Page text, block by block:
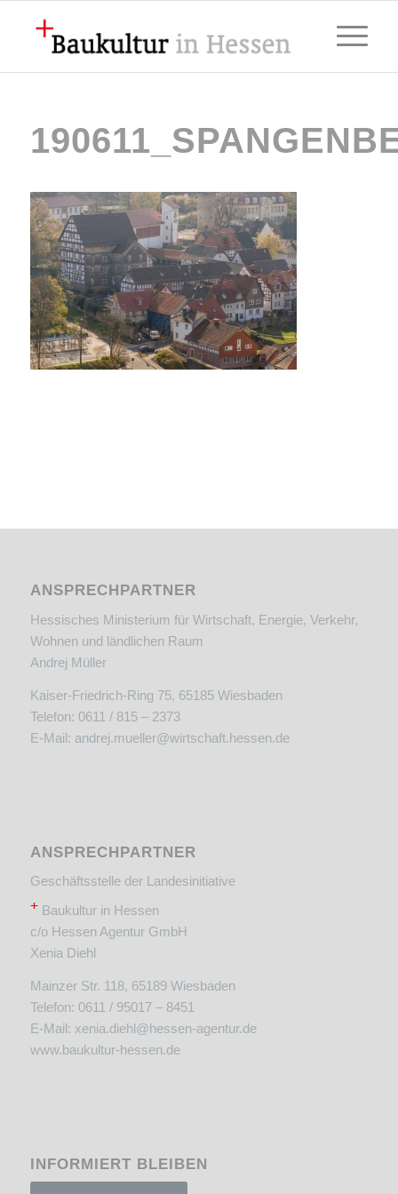
ANSPRECHPARTNER
Hessisches Ministerium für Wirtschaft, Energie, Verkehr,
Wohnen und ländlichen Raum
Andrej Müller
Kaiser-Friedrich-Ring 75, 65185 Wiesbaden
Telefon: 0611 / 815 – 2373
E-Mail: andrej.mueller@wirtschaft.hessen.de
ANSPRECHPARTNER
Geschäftsstelle der Landesinitiative
+Baukultur in Hessen
c/o Hessen Agentur GmbH
Xenia Diehl
Mainzer Str. 118, 65189 Wiesbaden
Telefon: 0611 / 95017 – 8451
E-Mail: xenia.diehl@hessen-agentur.de
www.baukultur-hessen.de
INFORMIERT BLEIBEN